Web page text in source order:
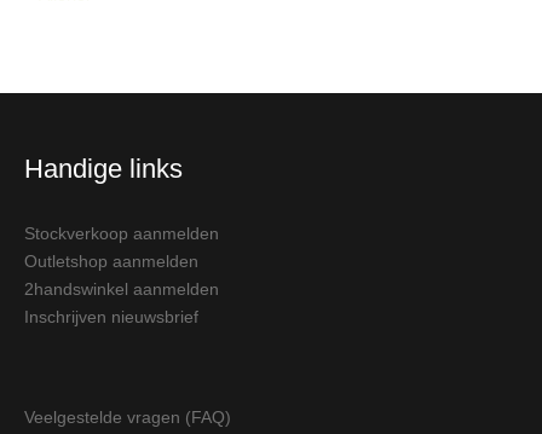
Handige links
Stockverkoop aanmelden
Outletshop aanmelden
2handswinkel aanmelden
Inschrijven nieuwsbrief
Veelgestelde vragen (FAQ)